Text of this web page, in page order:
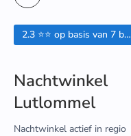
2.3 ⭐⭐ op basis van 7 beoordelingen
Nachtwinkel
Lutlommel
Nachtwinkel actief in regio